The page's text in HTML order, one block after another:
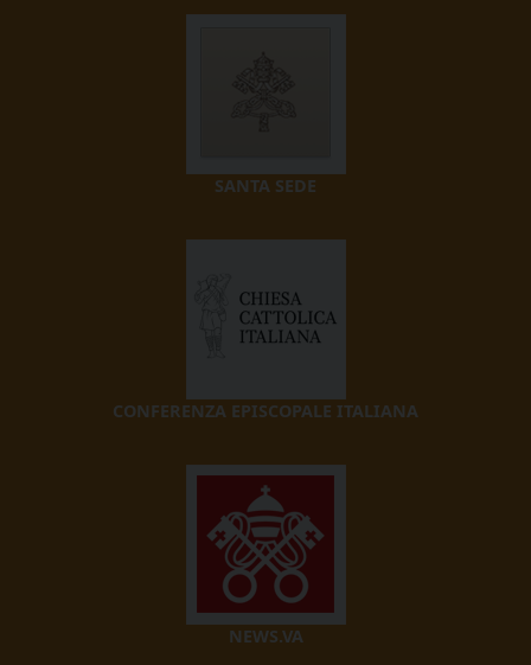
SANTA SEDE
CONFERENZA EPISCOPALE ITALIANA
NEWS.VA